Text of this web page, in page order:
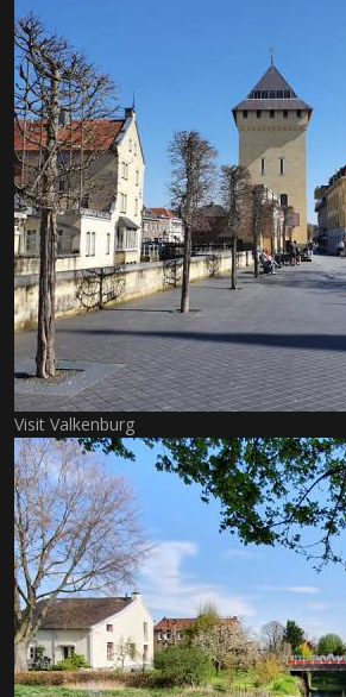
Visit Valkenburg